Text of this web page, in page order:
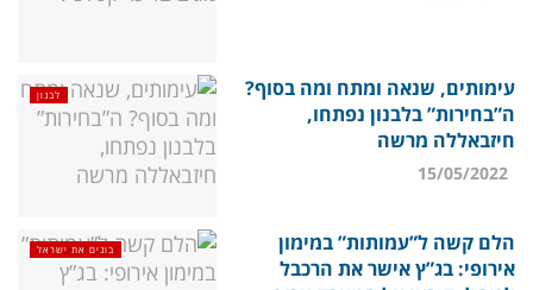
לבנון
עימותים, שנאה ומתח ומה בסוף?
ה”בחירות” בלבנון נפתחו,
חיזבאללה מרשה
בונים את ישראל
הלם קשה ל”עמותות” במימון
אירופי: בג”ץ אישר את הרכבל